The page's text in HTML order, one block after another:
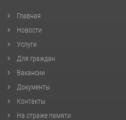
Главная
Новости
Услуги
Для граждан
Вакансии
Документы
Контакты
На страже памяти